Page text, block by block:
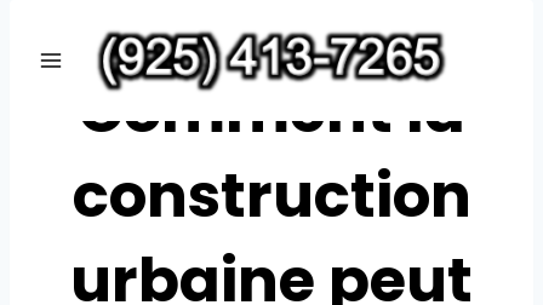
UNCATEGORIZED
Comment la
construction
urbaine peut